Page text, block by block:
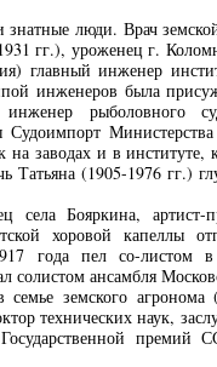
люди. Врач
гг.), уроженец г.
главный инженер
инженеров была
рыболовного
Судоимпорт
заводах и в институте,
Татьяна (1905-1976 гг.)
села Бояркина, артист-
хоровой капеллы
года пел со-листом
ансамбля
земского агронома
технических наук,
премий